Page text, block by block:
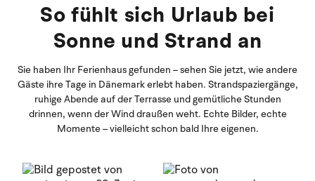
So fühlt sich Urlaub bei
Sonne und Strand an
Sie haben Ihr Ferienhaus gefunden – sehen Sie jetzt, wie andere
Gäste ihre Tage in Dänemark erlebt haben. Strandspaziergänge,
ruhige Abende auf der Terrasse und gemütliche Stunden
drinnen, wenn der Wind draußen weht. Echte Bilder, echte
Momente – vielleicht schon bald Ihre eigenen.